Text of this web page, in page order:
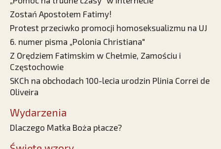
Zostań Apostołem Fatimy!
Protest przeciwko promocji homoseksualizmu na UJ
6. numer pisma „Polonia Christiana"
Z Orędziem Fatimskim w Chełmie, Zamościu i
Częstochowie
SKCh na obchodach 100-lecia urodzin Plinia Correi de
Oliveira
Wydarzenia
Dlaczego Matka Boża płacze?